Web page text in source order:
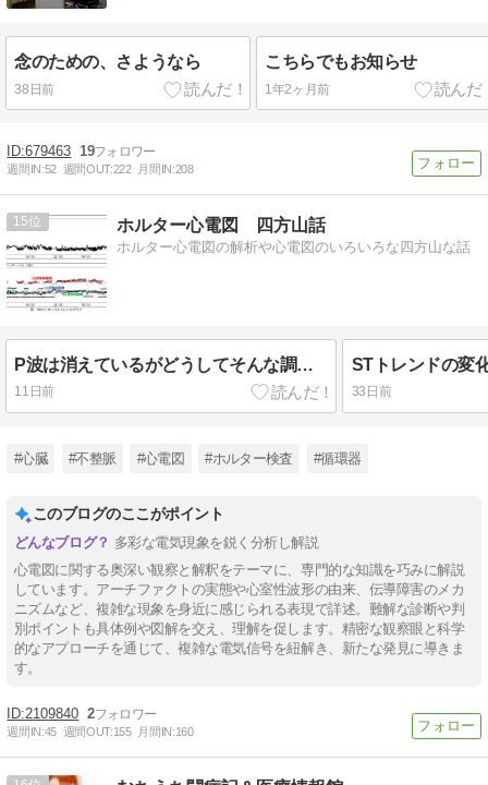
念のための、さようなら
38日前
こちらでもお知らせ
1年2ヶ月前
679463 19
週間IN:52 週間OUT:222 月間IN:208
15 ホルター心電図 四方山話
ホルター心電図の解析や心電図のいろいろな四方山な話
P波は消えているがどうしてそんな調律に？
11日前 33日前
#心臓 #不整脈 #心電図 #ホルター検査 #循環器
このブログのここがポイント
多彩な電気現象を鋭く分析し解説
心電図に関する奥深い観察と解釈をテーマに、専門的な知識を巧みに解説
しています。アーチファクトの実態や心室性波形の由来、伝導障害のメカ
ニズムなど、複雑な現象を身近に感じられる表現で詳述。難解な診断や判
別ポイントも具体例や図解を交え、理解を促します。精密な観察眼と科学
的なアプローチを通じて、複雑な電気信号を紐解き、新たな発見に導きま
す。
2109840 2
週間IN:45 週間OUT:155 月間IN:160